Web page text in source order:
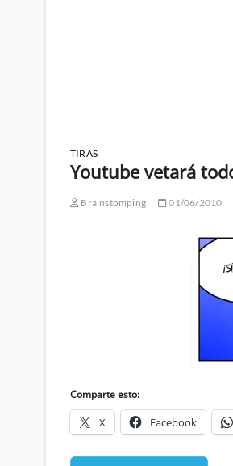
TIRAS
Youtube vetará
Brainstomping 01/06/2010
Comparte esto:
X Facebook